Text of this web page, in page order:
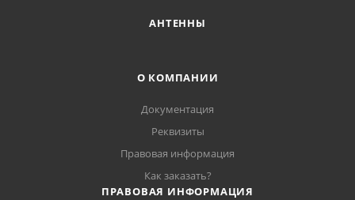
АНТЕННЫ
О КОМПАНИИ
Документация
Реквизиты
Правовая информация
Как заказать?
ПРАВОВАЯ ИНФОРМАЦИЯ